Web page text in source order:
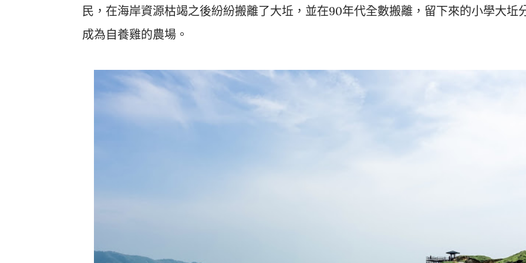
民，在海岸資源枯竭之後紛紛搬離了大坵，並在90年代全數搬離，留下來的小學大坵
成為自養雞的農場。